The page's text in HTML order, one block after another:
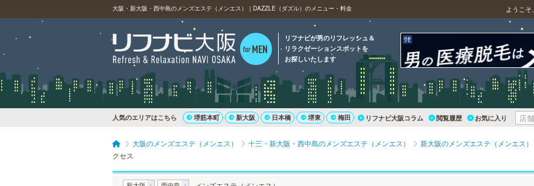
大阪・新大阪・西中島のメンズエステ（メンエス）｜DAZZLE（ダズル）のメニュー・料金 ようこそ、
リフナビが男のリフレッシュ＆
リラクゼーションスポットを
お探しいたします
人気のエリアはこちら 堺筋本町 新大阪 日本橋 堺東 梅田 リフナビ大阪コラム 閲覧履歴 お気に入り
大阪のメンズエステ（メンエス） 十三・新大阪・西中島のメンズエステ（メンエス） 新大阪のメンズエステ（メンエス）
クセス